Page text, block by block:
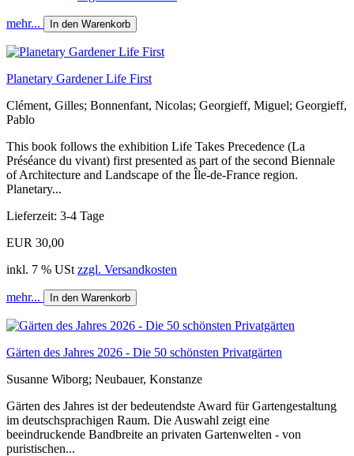
mehr... In den Warenkorb
Planetary Gardener Life First
Clément, Gilles; Bonnenfant, Nicolas; Georgieff, Miguel; Georgieff,
Pablo
This book follows the exhibition Life Takes Precedence (La
Préséance du vivant) first presented as part of the second Biennale
of Architecture and Landscape of the Île-de-France region.
Planetary...
Lieferzeit: 3-4 Tage
EUR 30,00
inkl. 7 % USt zzgl. Versandkosten
mehr... In den Warenkorb
Gärten des Jahres 2026 - Die 50 schönsten Privatgärten
Susanne Wiborg; Neubauer, Konstanze
Gärten des Jahres ist der bedeutendste Award für Gartengestaltung
im deutschsprachigen Raum. Die Auswahl zeigt eine
beeindruckende Bandbreite an privaten Gartenwelten - von
puristischen...